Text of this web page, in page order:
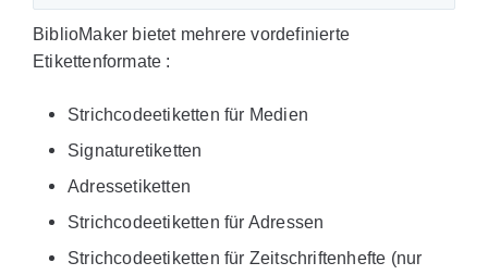
BiblioMaker bietet mehrere vordefinierte
Etikettenformate :
Strichcodeetiketten für Medien
Signaturetiketten
Adressetiketten
Strichcodeetiketten für Adressen
Strichcodeetiketten für Zeitschriftenhefte (nur